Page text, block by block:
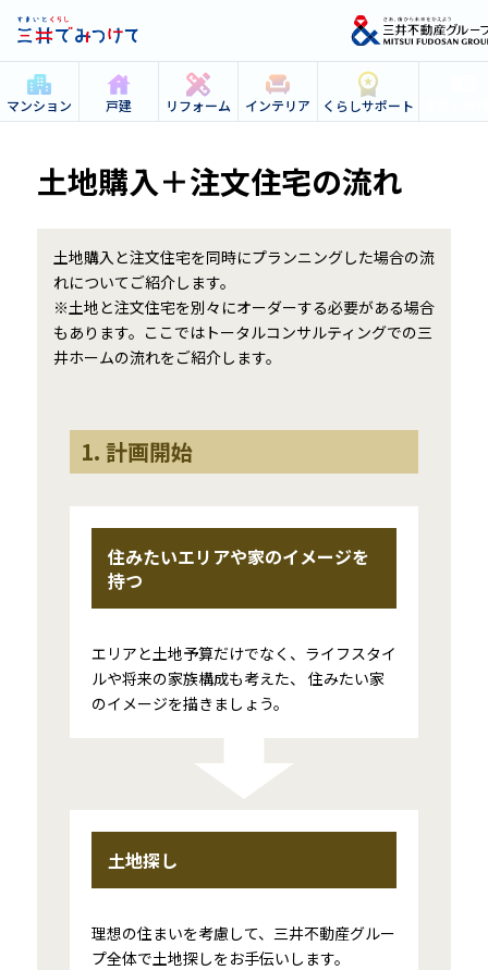
マンション 戸建 リフォーム インテリア くらしサポート
土地購入＋注文住宅の流れ
土地購入と注文住宅を同時にプランニングした場合の流
れについてご紹介します。
※土地と注文住宅を別々にオーダーする必要がある場合
もあります。ここではトータルコンサルティングでの三
井ホームの流れをご紹介します。
1. 計画開始
住みたいエリアや家のイメージを
持つ
エリアと土地予算だけでなく、ライフスタイ
ルや将来の家族構成も考えた、 住みたい家
のイメージを描きましょう。
土地探し
理想の住まいを考慮して、三井不動産グルー
プ全体で土地探しをお手伝いします。